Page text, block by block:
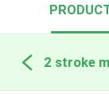
2 stroke